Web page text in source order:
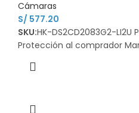
Cámaras
S/ 577.20
SKU:HK-DS2CD2083G2-
Protección al comprador